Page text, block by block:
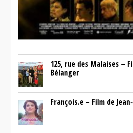
125, rue des Malaises –
Bélanger
François.e – Film de